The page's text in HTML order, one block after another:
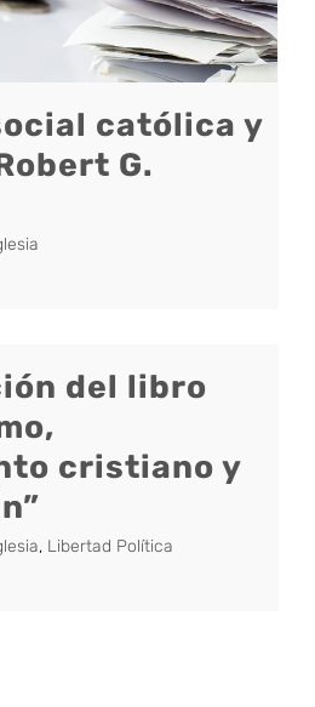
católica y
G.
del libro
cristiano y
, Libertad Política